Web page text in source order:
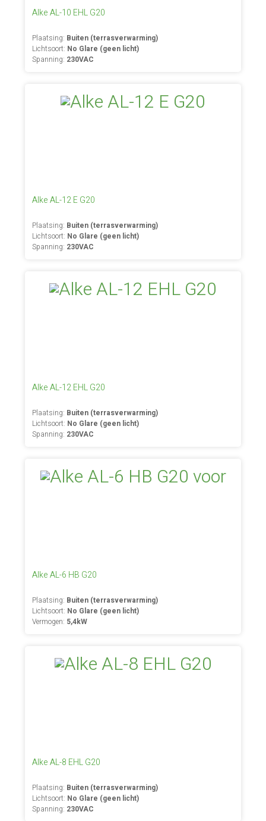
Alke AL-10 EHL G20
Plaatsing: Buiten (terrasverwarming)
Lichtsoort: No Glare (geen licht)
Spanning: 230VAC
Alke AL-12 E G20
Plaatsing: Buiten (terrasverwarming)
Lichtsoort: No Glare (geen licht)
Spanning: 230VAC
Alke AL-12 EHL G20
Plaatsing: Buiten (terrasverwarming)
Lichtsoort: No Glare (geen licht)
Spanning: 230VAC
Alke AL-6 HB G20
Plaatsing: Buiten (terrasverwarming)
Lichtsoort: No Glare (geen licht)
Vermogen: 5,4kW
Alke AL-8 EHL G20
Plaatsing: Buiten (terrasverwarming)
Lichtsoort: No Glare (geen licht)
Spanning: 230VAC